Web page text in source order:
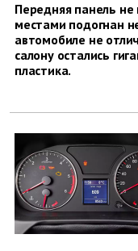
Передняя панель не
местами подогнан
автомобиле не
салону остались
пластика.